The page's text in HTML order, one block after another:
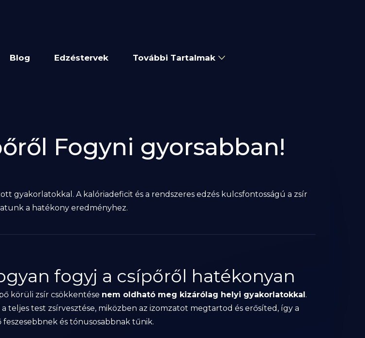
Blog Edzéstervek További Tartalmak
Fogyni gyorsabban!
gyakorlatokkal. A kalóriadeficit és a rendszeres edzés kulcsfontosságú a zsír
a hatékony eredményhez.
fogyj a csípőről hatékonyan
körüli zsír csökkentése nem oldható meg kizárólag helyi gyakorlatokkal.
a teljes test zsírvesztése, miközben az izomzatot megtartod és erősíted, így a
feszesebbnek és tónusosabbnak tűnik.